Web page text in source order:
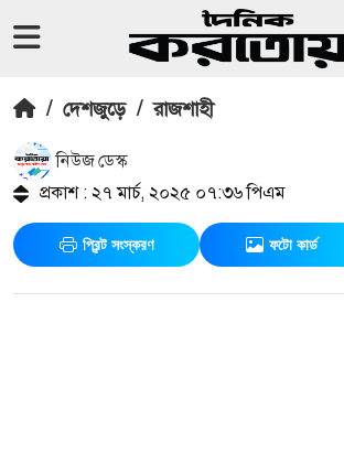
/ দেশজুড়ে / রাজশাহী
নিউজ ডেস্ক
প্রকাশ : ২৭ মার্চ, ২০২৫ ০৭:৩৬ পিএম
প্রিন্ট সংস্করণ ফটো কার্ড